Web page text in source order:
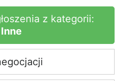
z kategorii:
Inne